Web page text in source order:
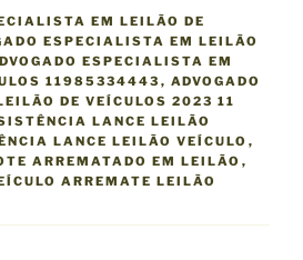
EM LEILÃO DE
ESPECIALISTA EM LEILÃO
ESPECIALISTA EM
11985334443 , ADVOGADO
DE VEÍCULOS 2023 11
LANCE LEILÃO
LANCE LEILÃO VEÍCULO ,
ARREMATADO EM LEILÃO ,
ARREMATE LEILÃO